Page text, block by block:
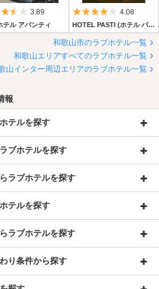
5つ星のうち3.5
3.89
テル アバンティ
5つ星のうち4
4.08
HOTEL PASTI (ホテル パスティ)
和歌山市のラブホテル一覧
和歌山エリアすべてのラブホテル一覧
山インター周辺エリアのラブホテル一覧
報
テルを探す
ブホテルを探す
ラブホテルを探す
テルを探す
ラブホテルを探す
り条件から探す